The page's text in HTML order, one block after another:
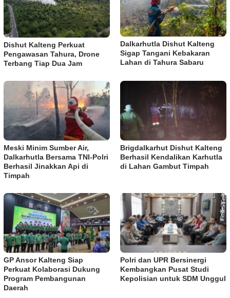
Dishut Kalteng Perkuat
Pengawasan Tahura, Drone
Terbang Tiap Dua Jam
Dalkarhutla Dishut Kalteng
Sigap Tangani Kebakaran
Lahan di Tahura Sabaru
Meski Minim Sumber Air,
Dalkarhutla Bersama TNI-Polri
Berhasil Jinakkan Api di
Timpah
Brigdalkarhut Dishut Kalteng
Berhasil Kendalikan Karhutla
di Lahan Gambut Timpah
GP Ansor Kalteng Siap
Perkuat Kolaborasi Dukung
Program Pembangunan
Daerah
Polri dan UPR Bersinergi
Kembangkan Pusat Studi
Kepolisian untuk SDM Unggul